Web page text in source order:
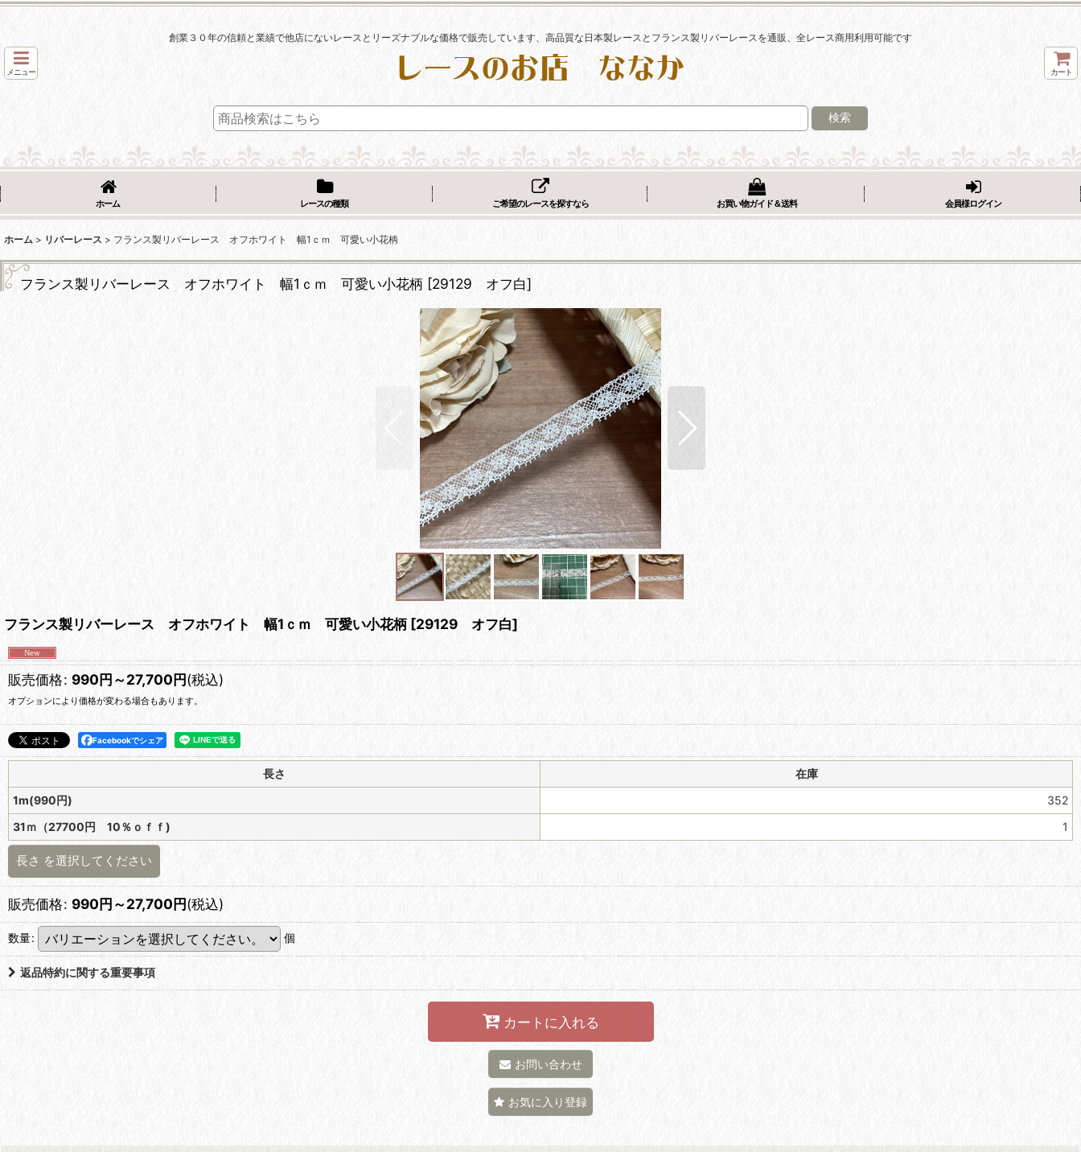
創業３０年の信頼と業績で他店にないレースとリーズナブルな価格で販売しています、高品質な日本製レースとフランス製リバーレースを通販、全レース商用利用可能です
メニュー カート
検索
ホーム レースの種類 ご希望のレースを探すなら お買い物ガイド＆送料 会員様ログイン
ホーム > リバーレース > フランス製リバーレース オフホワイト 幅1ｃｍ 可愛い小花柄
フランス製リバーレース オフホワイト 幅1ｃｍ 可愛い小花柄 [29129 オフ白]
フランス製リバーレース オフホワイト 幅1ｃｍ 可愛い小花柄 [29129 オフ白]
販売価格: 990円～27,700円(税込)
オプションにより価格が変わる場合もあります。
Facebookでシェア
長さ
在庫
1m(990円)
352
31ｍ（27700円 10％ｏｆｆ)
1
長さ を選択してください
販売価格: 990円～27,700円(税込)
数量: 個
返品特約に関する重要事項
カートに入れる
お問い合わせ
お気に入り登録